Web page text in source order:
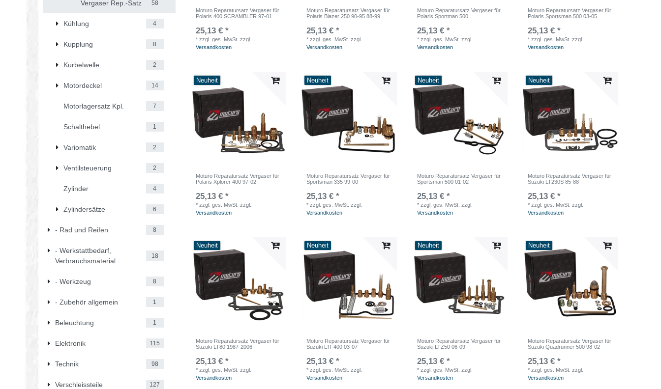
Vergaser Rep.-Satz 58
Kühlung 4
Kupplung 8
Kurbelwelle 2
Motordeckel 14
Motorlagersatz Kpl. 7
Schalthebel 1
Variomatik 2
Ventilsteuerung 2
Zylinder 4
Zylindersätze 6
- Rad und Reifen 8
- Werkstattbedarf,
Verbrauchsmaterial
18
- Werkzeug 8
- Zubehör allgemein 1
Beleuchtung 1
Elektronik 115
Technik 98
Verschleissteile 127
Moturo Reparatursatz Vergaser für
Polaris 400 SCRAMBLER 97-01
25,13 € *
*zzgl. ges. MwSt. zzgl.
Versandkosten
Moturo Reparatursatz Vergaser für
Polaris Blazer 250 90-95 88-99
25,13 € *
*zzgl. ges. MwSt. zzgl.
Versandkosten
Moturo Reparatursatz Vergaser für
Polaris Sportman 500
25,13 € *
*zzgl. ges. MwSt. zzgl.
Versandkosten
Moturo Reparatursatz Vergaser für
Polaris Sportsman 500 03-05
25,13 € *
*zzgl. ges. MwSt. zzgl.
Versandkosten
Neuheit
Moturo Reparatursatz Vergaser für
Polaris Xplorer 400 97-02
25,13 € *
*zzgl. ges. MwSt. zzgl.
Versandkosten
Neuheit
Moturo Reparatursatz Vergaser für
Sportsman 335 99-00
25,13 € *
*zzgl. ges. MwSt. zzgl.
Versandkosten
Neuheit
Moturo Reparatursatz Vergaser für
Sportsman 500 01-02
25,13 € *
*zzgl. ges. MwSt. zzgl.
Versandkosten
Neuheit
Moturo Reparatursatz Vergaser für
Suzuki LT230S 85-88
25,13 € *
*zzgl. ges. MwSt. zzgl.
Versandkosten
Neuheit
Moturo Reparatursatz Vergaser für
Suzuki LT80 1987-2006
25,13 € *
*zzgl. ges. MwSt. zzgl.
Versandkosten
Neuheit
Moturo Reparatursatz Vergaser für
Suzuki LTF400 03-07
25,13 € *
*zzgl. ges. MwSt. zzgl.
Versandkosten
Neuheit
Moturo Reparatursatz Vergaser für
Suzuki LTZ50 06-09
25,13 € *
*zzgl. ges. MwSt. zzgl.
Versandkosten
Neuheit
Moturo Reparatursatz Vergaser für
Suzuki Quadrunner 500 98-02
25,13 € *
*zzgl. ges. MwSt. zzgl.
Versandkosten